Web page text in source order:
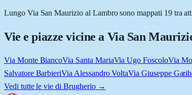
Lungo Via San Maurizio al Lambro sono mappati 19 tra
Vie e piazze vicine a Via San
Via Monte BiancoVia Santa MariaVia Ugo FoscoloVia
Salvatore BarbieriVia Alessandro VoltaVia Giuseppe
Vedi tutte le vie di Brugherio→